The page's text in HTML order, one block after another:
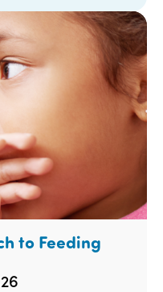
to Feeding